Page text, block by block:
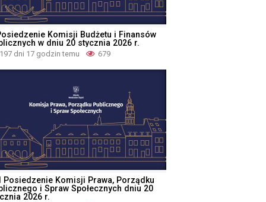
Komisji Budżetu i Finansów
w dniu 20 stycznia 2026 r.
197 dni 17 godzin temu 679
Posiedzenie Komisji Prawa, Porządku
i Spraw Społecznych dniu 20
2026 r.